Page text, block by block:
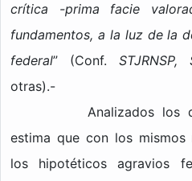
crítica -prima facie
fundamentos, a la luz de la
federal” (Conf.
otras).-
Analizados los
estima que con los
los hipotéticos agravios